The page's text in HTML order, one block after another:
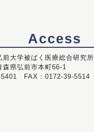
Access
前大学被ばく医療総合研究所
県弘前市本町66-1
5401 FAX：0172-39-5514